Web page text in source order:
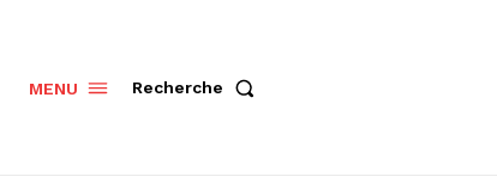
MENU Recherche